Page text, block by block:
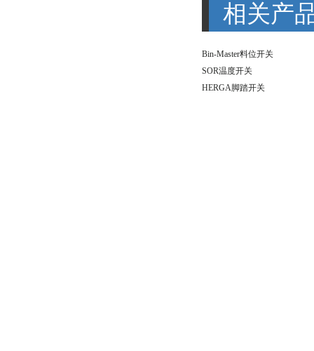
相关产
Bin-Master料位开关
SOR温度开关
HERGA脚踏开关